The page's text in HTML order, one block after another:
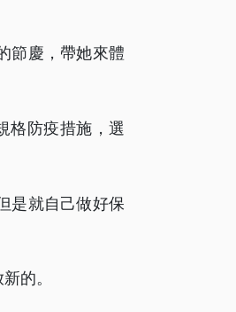
節慶，帶她來體
格防疫措施，選
是就自己做好保
的。